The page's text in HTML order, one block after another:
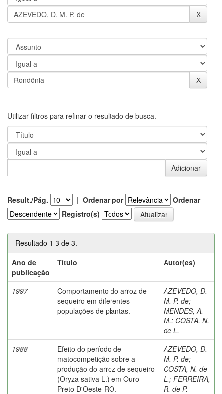
Utilizar filtros para refinar o resultado de busca.
Result./Pág. | Ordenar por
Ordenar
Registro(s)
Resultado 1-3 de 3.
Ano de
publicação
Título Autor(es)
1997
Comportamento do arroz de
sequeiro em diferentes
populações de plantas.
AZEVEDO, D.
M. P. de;
MENDES, A.
M.; COSTA, N.
de L.
1988
Efeito do período de
matocompetição sobre a
produção do arroz de sequeiro
(Oryza sativa L.) em Ouro
Preto D'Oeste-RO.
AZEVEDO, D.
M. P. de;
COSTA, N. de
L.; FERREIRA,
R. de P.